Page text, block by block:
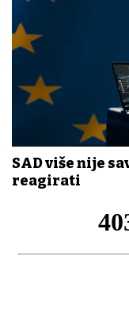
SAD više nije
reagirati